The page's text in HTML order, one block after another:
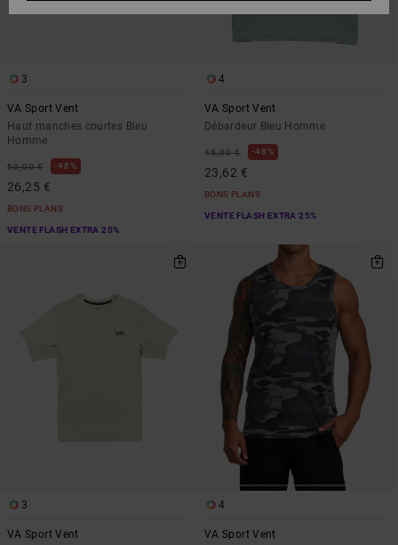
3
VA Sport Vent
Haut manches courtes Bleu
Homme
50,00 € 48%
26,25 €
BONS PLANS
VENTE FLASH EXTRA 25%
4
VA Sport Vent
Débardeur Bleu Homme
45,00 € 48%
23,62 €
BONS PLANS
VENTE FLASH EXTRA 25%
3
VA Sport Vent
4
VA Sport Vent